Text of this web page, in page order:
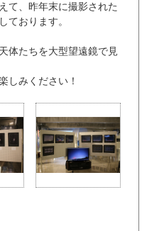
て、昨年末に撮影された
ております。
体たちを大型望遠鏡で見
しみください！